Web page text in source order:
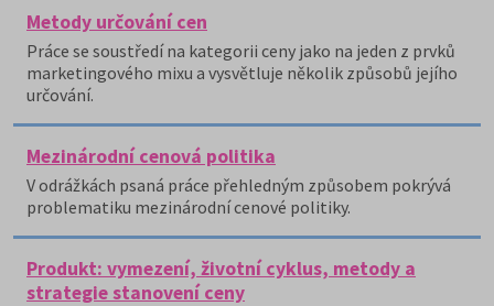
Metody určování cen
Práce se soustředí na kategorii ceny jako na jeden z prvků
marketingového mixu a vysvětluje několik způsobů jejího
určování.
Mezinárodní cenová politika
V odrážkách psaná práce přehledným způsobem pokrývá
problematiku mezinárodní cenové politiky.
Produkt: vymezení, životní cyklus, metody a
strategie stanovení ceny